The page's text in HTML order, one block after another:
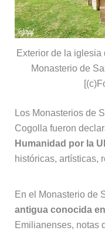
Exterior de la
Monasterio de
Los Monasterios de
Cogolla fueron
Humanidad por la
históricas, artísticas,
En el Monasterio de
antigua conocida
Emilianenses, notas